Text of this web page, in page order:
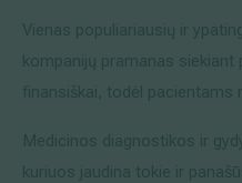
Vienas populiariausių ir
kompanijų pramanas
finansiškai, todėl
Medicinos diagnostikos ir
kuriuos jaudina tokie ir
Išsiplėtusių kojų venų
Mamologija (Krūtų